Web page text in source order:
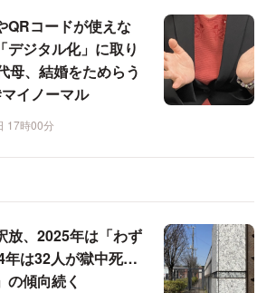
QRコードが使えな
ジタル化」に取り
母、結婚をためらう
イノーマル
17時00分
放、2025年は「わず
年は32人が獄中死…
の傾向続く